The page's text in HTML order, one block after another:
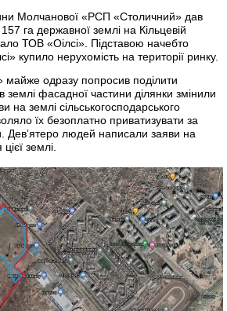
Молчанової «РСП «Столичний» дав
га державної землі на Кільцевій
ТОВ «Оілсі». Підставою начебто
купило нерухомість на території ринку.
майже одразу попросив поділити
землі фасадної частини ділянки змінили
на землі сільськогосподарського
їх безоплатно приватизувати за
Девʼятеро людей написали заяви на
землі.